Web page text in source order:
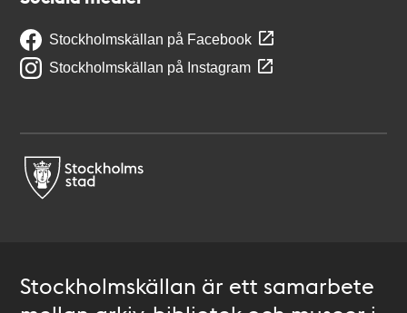
Stockholmskällan på Facebook
Stockholmskällan på Instagram
Stockholmskällan är ett samarbete